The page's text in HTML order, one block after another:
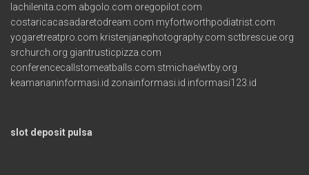
lachilenita.com abgolo.com oregopilot.com
costaricacasadaretodream.com myfortworthpodiatrist.com
yogaretreatpro.com kristenjanephotography.com sctbrescue.org
srchurch.org giantrusticpizza.com
conferencecallstomeatballs.com stmichaelwtby.org
keamananinformasi.id zonainformasi.id informasi123.id
slot deposit pulsa